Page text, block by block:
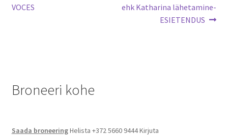
Dresiinisõidud
Matkarajad
VOCES
ehk Katharina lähetamine-
ESIETENDUS
Broneeri kohe
Saada broneeringHelista +372 5660 9444 Kirjuta